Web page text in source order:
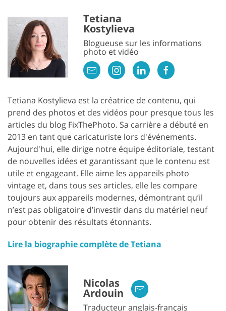
Tetiana
Kostylieva
Blogueuse sur les informations
photo et vidéo
Tetiana Kostylieva est la créatrice de contenu, qui
prend des photos et des vidéos pour presque tous les
articles du blog FixThePhoto. Sa carrière a débuté en
2013 en tant que caricaturiste lors d'événements.
Aujourd'hui, elle dirige notre équipe éditoriale, testant
de nouvelles idées et garantissant que le contenu est
utile et engageant. Elle aime les appareils photo
vintage et, dans tous ses articles, elle les compare
toujours aux appareils modernes, démontrant qu’il
n’est pas obligatoire d’investir dans du matériel neuf
pour obtenir des résultats étonnants.
Lire la biographie complète de Tetiana
Nicolas
Ardouin
Traducteur anglais-français